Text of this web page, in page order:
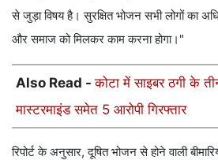
से जुड़ा विषय है। सुरक्षित भोजन सभी लोगों का
और समाज को मिलकर काम करना होगा।"
Also Read -कोटा में साइबर ठगी के
मास्टरमाइंड समेत 5 आरोपी गिरफ्तार
रिपोर्ट के अनुसार, दूषित भोजन से होने वाली